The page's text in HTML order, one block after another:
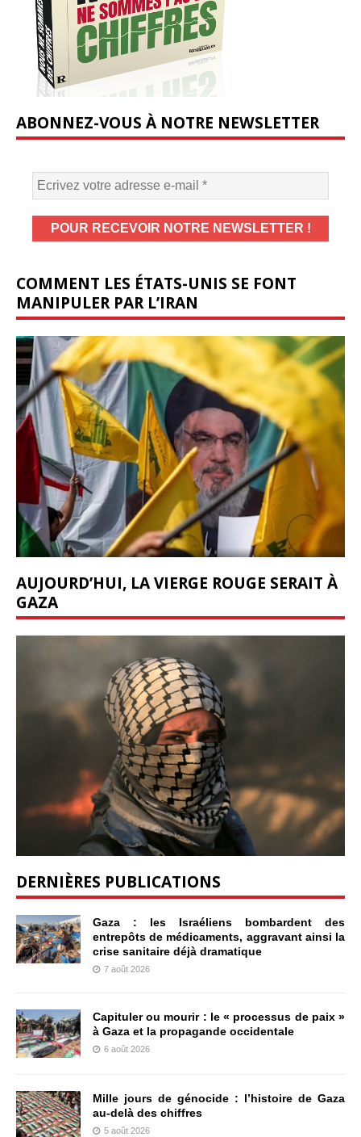
ABONNEZ-VOUS À NOTRE NEWSLETTER
COMMENT LES ÉTATS-UNIS SE FONT
MANIPULER PAR L’IRAN
AUJOURD’HUI, LA VIERGE ROUGE SERAIT À
GAZA
DERNIÈRES PUBLICATIONS
Gaza : les Israéliens bombardent des
entrepôts de médicaments, aggravant ainsi la
crise sanitaire déjà dramatique
7 août 2026
Capituler ou mourir : le « processus de paix »
à Gaza et la propagande occidentale
6 août 2026
Mille jours de génocide : l’histoire de Gaza
au-delà des chiffres
5 août 2026